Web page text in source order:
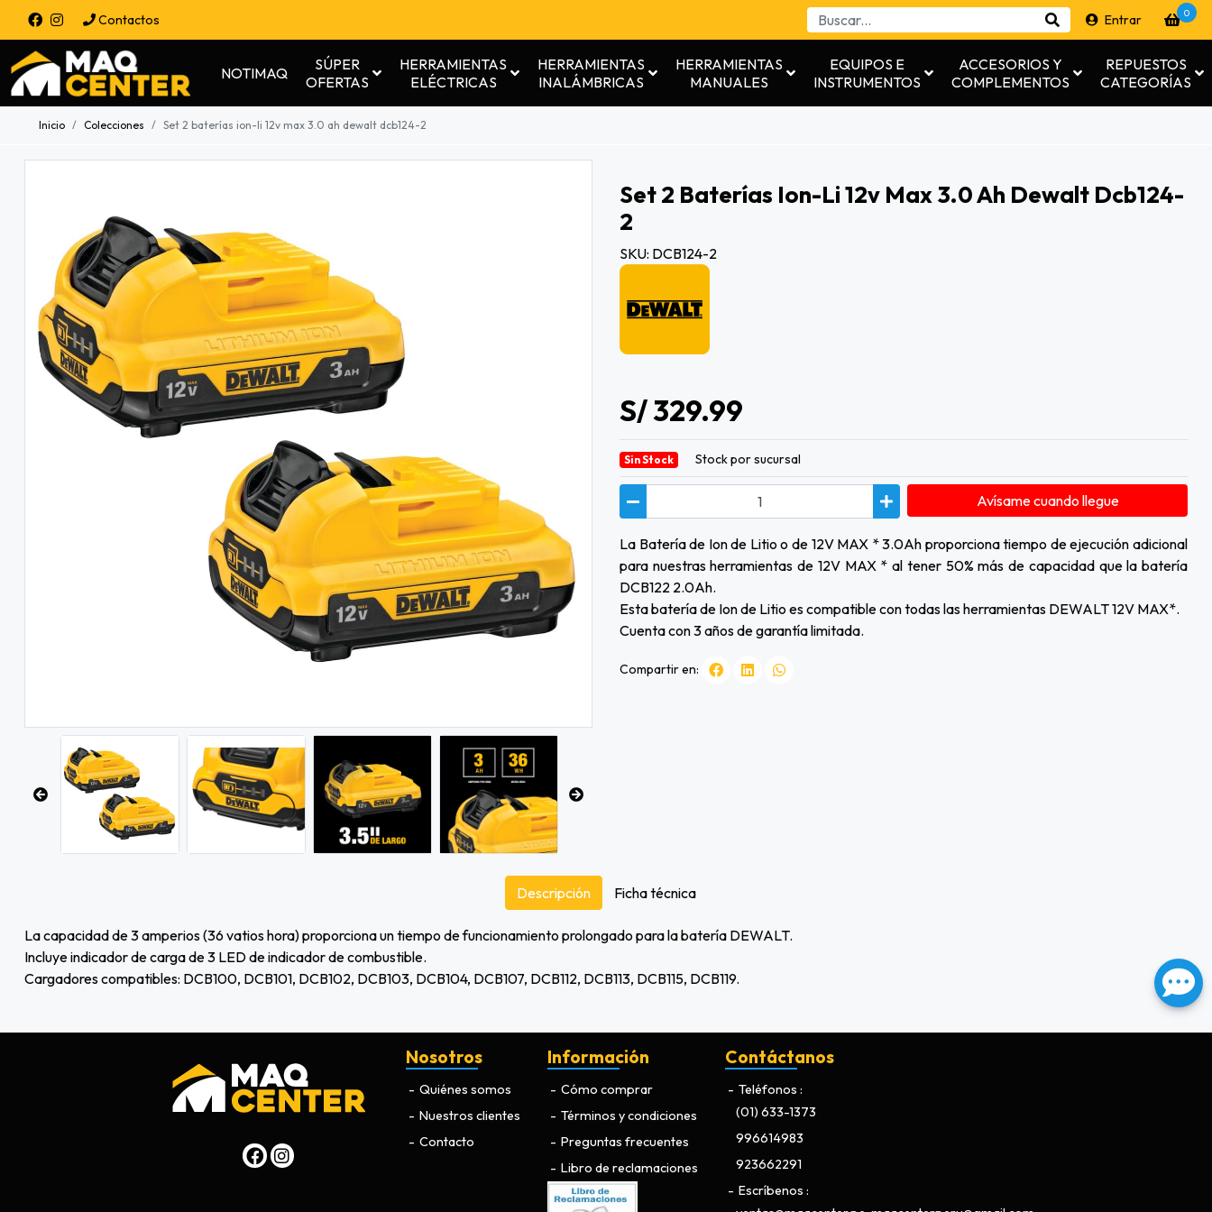
Contactos Entrar 0
NOTIMAQ
SÚPER
OFERTAS
HERRAMIENTAS
ELÉCTRICAS
HERRAMIENTAS
INALÁMBRICAS
HERRAMIENTAS
MANUALES
EQUIPOS E
INSTRUMENTOS
ACCESORIOS Y
COMPLEMENTOS
REPUESTOS
CATEGORÍAS
Inicio Colecciones Set 2 baterías ion-li 12v max 3.0 ah dewalt dcb124-2
Set 2 Baterías Ion-Li 12v Max 3.0 Ah Dewalt Dcb124-
2
SKU: DCB124-2
S/ 329.99
Sin Stock Stock por sucursal
Avísame cuando llegue
La Batería de Ion de Litio o de 12V MAX * 3.0Ah proporciona tiempo de ejecución adicional
para nuestras herramientas de 12V MAX * al tener 50% más de capacidad que la batería
DCB122 2.0Ah.
Esta batería de Ion de Litio es compatible con todas las herramientas DEWALT 12V MAX*.
Cuenta con 3 años de garantía limitada.
Compartir en:
La capacidad de 3 amperios (36 vatios hora) proporciona un tiempo de funcionamiento prolongado para la batería DEWALT.
Incluye indicador de carga de 3 LED de indicador de combustible.
Cargadores compatibles: DCB100, DCB101, DCB102, DCB103, DCB104, DCB107, DCB112, DCB113, DCB115, DCB119.
Descripción Ficha técnica
Nosotros
Quiénes somos
Nuestros clientes
Contacto
Información
Cómo comprar
Términos y condiciones
Preguntas frecuentes
Libro de reclamaciones
Contáctanos
Teléfonos
(01) 633-1373
996614983
923662291
Escríbenos